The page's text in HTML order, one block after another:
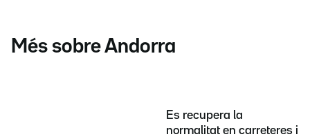
Més sobre Andorra
Es recupera la
normalitat en carreteres i